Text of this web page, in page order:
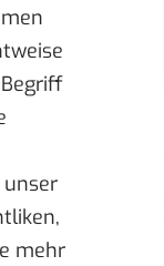
unser
mehr